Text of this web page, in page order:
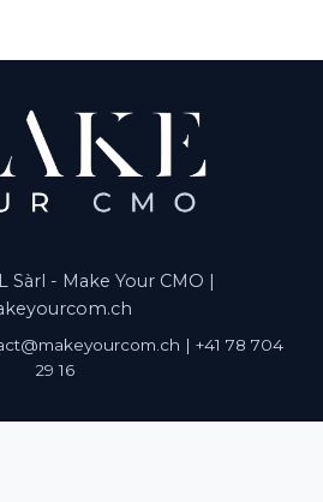
Sàrl - Make Your CMO |
| +41 78 704
29 16